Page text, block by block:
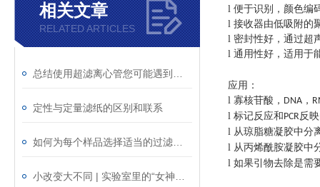
相关文章
RELATED ARTICLES
定性与定量滤纸的区别和联系
l 便于识别，颜色编
l 接收器由低吸附的
l 密封性好，通过超
l 通用性好，适用于
应用：
l 寡核苷酸， DNA ，
l 标记反应和PCR反
l 从琼脂糖凝胶中分
l 从丙烯酰胺凝胶中
l 如果引物去除是需